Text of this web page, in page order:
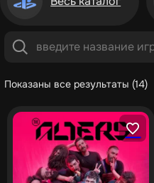
Показаны все результаты (14)